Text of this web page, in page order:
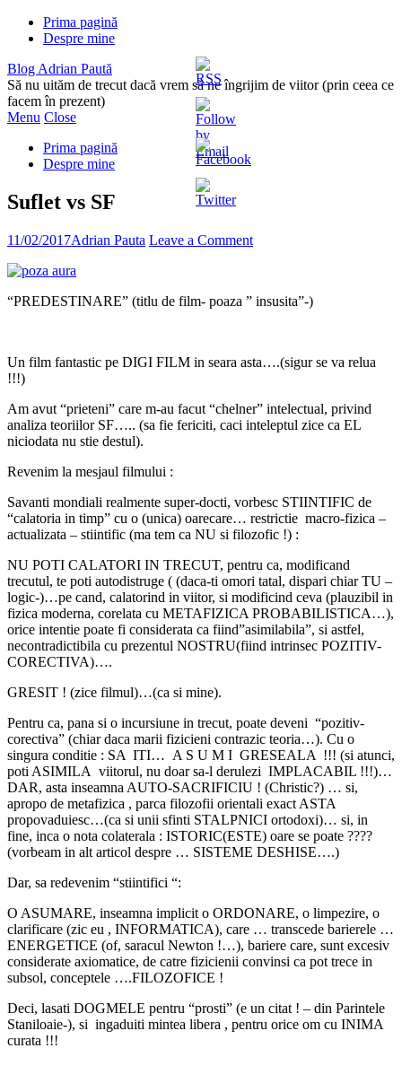
Prima pagină
Despre mine
Blog Adrian Paută
Să nu uităm de trecut dacă vrem să ne îngrijim de viitor (prin ceea ce
facem în prezent)
Menu Close
Prima pagină
Despre mine
Suflet vs SF
11/02/2017Adrian Pauta Leave a Comment
“PREDESTINARE” (titlu de film- poaza ” insusita”-)
Un film fantastic pe DIGI FILM in seara asta….(sigur se va relua
!!!)
Am avut “prieteni” care m-au facut “chelner” intelectual, privind
analiza teoriilor SF….. (sa fie fericiti, caci inteleptul zice ca EL
niciodata nu stie destul).
Revenim la mesjaul filmului :
Savanti mondiali realmente super-docti, vorbesc STIINTIFIC de
“calatoria in timp” cu o (unica) oarecare… restrictie macro-fizica –
actualizata – stiintific (ma tem ca NU si filozofic !) :
NU POTI CALATORI IN TRECUT, pentru ca, modificand
trecutul, te poti autodistruge ( (daca-ti omori tatal, dispari chiar TU –
logic-)…pe cand, calatorind in viitor, si modificind ceva (plauzibil in
fizica moderna, corelata cu METAFIZICA PROBABILISTICA…),
orice intentie poate fi considerata ca fiind”asimilabila”, si astfel,
necontradictibila cu prezentul NOSTRU(fiind intrinsec POZITIV-
CORECTIVA)….
GRESIT ! (zice filmul)…(ca si mine).
Pentru ca, pana si o incursiune in trecut, poate deveni “pozitiv-
corectiva” (chiar daca marii fizicieni contrazic teoria…). Cu o
singura conditie : SA ITI… A S U M I GRESEALA !!! (si atunci,
poti ASIMILA viitorul, nu doar sa-l derulezi IMPLACABIL !!!)…
DAR, asta inseamna AUTO-SACRIFICIU ! (Christic?) … si,
apropo de metafizica , parca filozofii orientali exact ASTA
propovaduiesc…(ca si unii sfinti STALPNICI ortodoxi)… si, in
fine, inca o nota colaterala : ISTORIC(ESTE) oare se poate ????
(vorbeam in alt articol despre … SISTEME DESHISE….)
Dar, sa redevenim “stiintifici “:
O ASUMARE, inseamna implicit o ORDONARE, o limpezire, o
clarificare (zic eu , INFORMATICA), care … transcede barierele …
ENERGETICE (of, saracul Newton !…), bariere care, sunt excesiv
considerate axiomatice, de catre fizicienii convinsi ca pot trece in
subsol, conceptele ….FILOZOFICE !
Deci, lasati DOGMELE pentru “prosti” (e un citat ! – din Parintele
Staniloaie-), si ingaduiti mintea libera , pentru orice om cu INIMA
curata !!!